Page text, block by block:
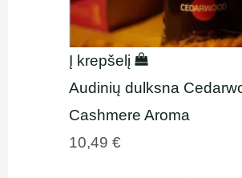
Į krepšelį
Audinių dulksna
Cashmere Aroma
10,49€